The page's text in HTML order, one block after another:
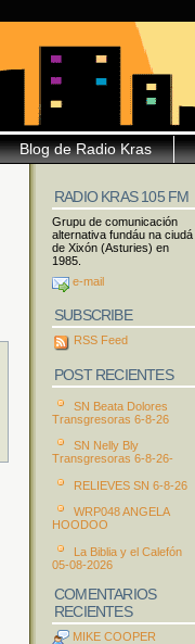
Blog de Radio Kras
RADIO KRAS 105 FM
Grupu de comunicación
alternativa fundáu na ciudá
de Xixón (Asturies) en
1985.
e-mail
SUBSCRIBE
RSS Feed
POST RECIENTES
SN Beata Dolores
Transgresoras 6-8-26
SN Nelly Bly
Transgresoras 6-8-26-
RELIEVES SN 6-8-26
WRP048 ANGELA
HOODOO
La Biblia y el Calefón
05-08-2026
COMENTARIOS
RECIENTES
MIKE COOPER